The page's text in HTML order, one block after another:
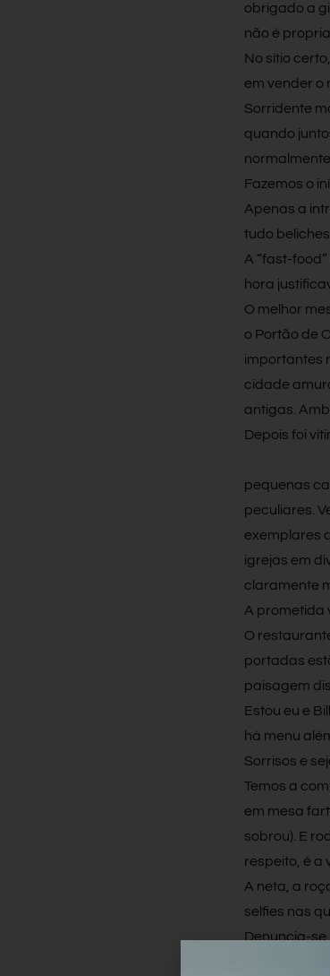
obrigado a
não é
No sítio
em vender o
Sorridente
quando
Fazemos o
Apenas a
tudo
A “fast-
hora
O melhor
o Portão de
importantes
cidade
antigas.
Depois foi
pequenas
peculiares.
exemplares
igrejas em
claramente
A prometida
O
portadas
paisagem
Estou eu e
há menu
Sorrisos e
Temos a
em mesa
sobrou). E
respeito, é a
A neta, a
selfies nas
Denuncia-se.
Um brinde